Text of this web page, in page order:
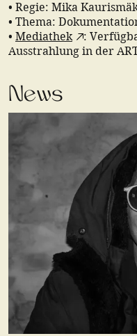
• Regie: Mika
• Thema:
• Mediathek
:
Ausstrahlung in der
News